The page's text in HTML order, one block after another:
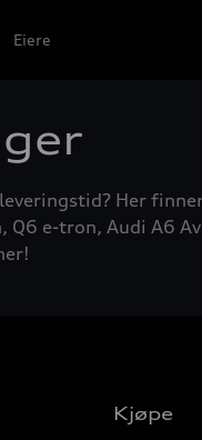
Eiere
Her
e-tron, Audi A6
Kjøpe